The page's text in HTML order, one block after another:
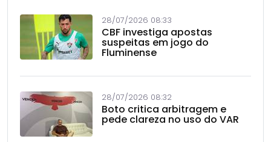
28/07/2026 08:33
CBF investiga apostas
suspeitas em jogo do
Fluminense
28/07/2026 08:32
Boto critica arbitragem e
pede clareza no uso do VAR